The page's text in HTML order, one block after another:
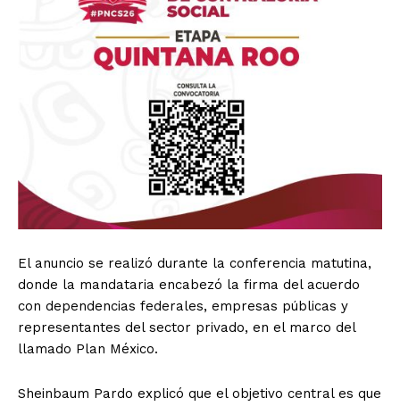
El anuncio se realizó durante la conferencia matutina,
donde la mandataria encabezó la firma del acuerdo
con dependencias federales, empresas públicas y
representantes del sector privado, en el marco del
llamado Plan México.
Sheinbaum Pardo explicó que el objetivo central es que